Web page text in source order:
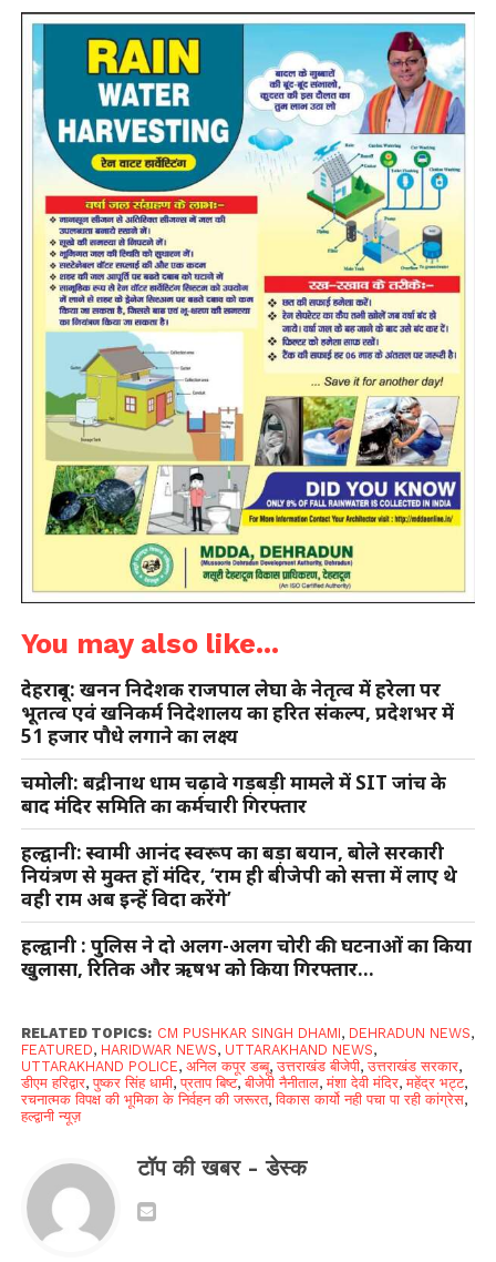
You may also like...
देहरादून: खनन निदेशक राजपाल लेघा के नेतृत्व में हरेला पर
भूतत्व एवं खनिकर्म निदेशालय का हरित संकल्प, प्रदेशभर में
51 हजार पौधे लगाने का लक्ष्य
चमोली: बद्रीनाथ धाम चढ़ावे गड़बड़ी मामले में SIT जांच के
बाद मंदिर समिति का कर्मचारी गिरफ्तार
हल्द्वानी: स्वामी आनंद स्वरूप का बड़ा बयान, बोले सरकारी
नियंत्रण से मुक्त हों मंदिर, ‘राम ही बीजेपी को सत्ता में लाए थे
वही राम अब इन्हें विदा करेंगे’
हल्द्वानी : पुलिस ने दो अलग-अलग चोरी की घटनाओं का किया
खुलासा, रितिक और ऋषभ को किया गिरफ्तार…
RELATED TOPICS: CM PUSHKAR SINGH DHAMI, DEHRADUN NEWS,
FEATURED, HARIDWAR NEWS, UTTARAKHAND NEWS,
UTTARAKHAND POLICE, अनिल कपूर डब्बू,उत्तराखंड बीजेपी,उत्तराखंड सरकार,
डीएम हरिद्वार,पुष्कर सिंह धामी,प्रताप बिष्ट,बीजेपी नैनीताल,मंशा देवी मंदिर,महेंद्र भट्ट,
रचनात्मक विपक्ष की भूमिका के निर्वहन की जरूरत,विकास कार्यो नही पचा पा रही कांग्रेस,
हल्द्वानी न्यूज़
टॉप की खबर - डेस्क